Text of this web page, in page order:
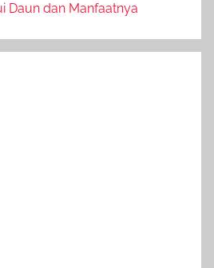
Daun dan Manfaatnya